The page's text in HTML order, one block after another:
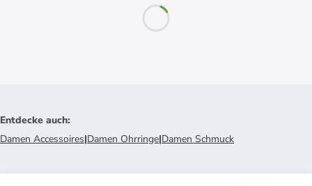
Entdecke auch:
Damen Accessoires|Damen Ohrringe|Damen Schmuck